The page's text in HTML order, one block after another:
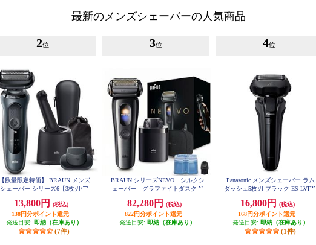
最新のメンズシェーバーの人気商品
2位
【数量限定特価】 BRAUN メンズ
シェーバー シリーズ6【3枚刃/ア
充電式/ブラック】 61-N7200CC-V
13,800円
(税込)
138円分ポイント還元
発送目安: 即納（在庫あり）
(7件)
3位
BRAUN シリーズNEVO シルクシ
ェーバー グラファイトダスク N
82,280円
(税込)
822円分ポイント還元
発送目安: 即納（在庫あり）
4位
Panasonic メンズシェーバー ラム
ダッシュ5枚刃 ブラック ES-LVFX-
16,800円
(税込)
168円分ポイント還元
発送目安: 即納（在庫あり）
(1件)